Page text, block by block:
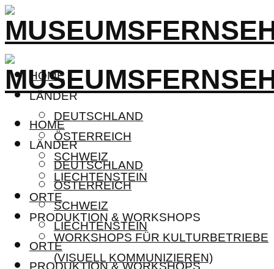
HOME
LÄNDER
DEUTSCHLAND
ÖSTERREICH
SCHWEIZ
LIECHTENSTEIN
ORTE
PRODUKTION & WORKSHOPS
WORKSHOPS FÜR KULTURBETRIEBE
(VISUELL KOMMUNIZIEREN)
HOME
LÄNDER
DEUTSCHLAND
ÖSTERREICH
SCHWEIZ
LIECHTENSTEIN
ORTE
PRODUKTION & WORKSHOPS